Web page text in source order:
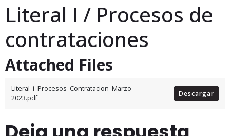
Literal I / Procesos de
contrataciones
Attached Files
Literal_i_Procesos_Contratacion_Marzo_
2023.pdf
Descargar